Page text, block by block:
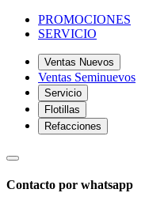
PROMOCIONES
SERVICIO
Ventas Nuevos
Ventas Seminuevos
Servicio
Flotillas
Refacciones
Contacto por whatsapp